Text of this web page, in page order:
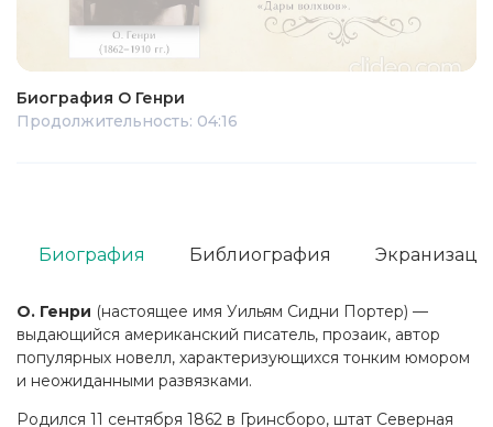
Биография О Генри
Продолжительность: 04:16
О. Генри (настоящее имя Уильям Сидни Портер) —
выдающийся американский писатель, прозаик, автор
популярных новелл, характеризующихся тонким юмором
и неожиданными развязками.
Родился 11 сентября 1862 в Гринсборо, штат Северная
Биография Библиография